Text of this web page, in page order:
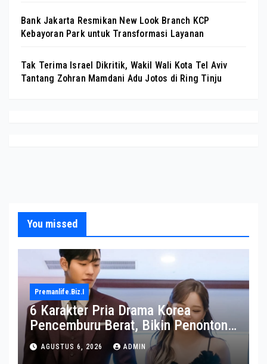
Bank Jakarta Resmikan New Look Branch KCP
Kebayoran Park untuk Transformasi Layanan
Tak Terima Israel Dikritik, Wakil Wali Kota Tel Aviv
Tantang Zohran Mamdani Adu Jotos di Ring Tinju
You missed
Premanlife.biz.i
6 Karakter Pria Drama Korea
Pencemburu Berat, Bikin Penonton
Gemas
AGUSTUS 6, 2026 ADMIN